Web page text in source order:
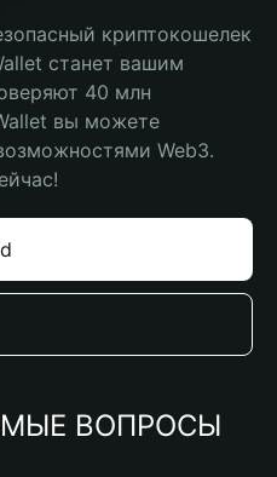
криптокошелек
станет вашим
40 млн
вы можете
Web3.
ВОПРОСЫ